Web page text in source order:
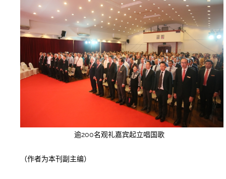
逾200名观礼嘉宾起立唱国歌
（作者为本刊副主编）